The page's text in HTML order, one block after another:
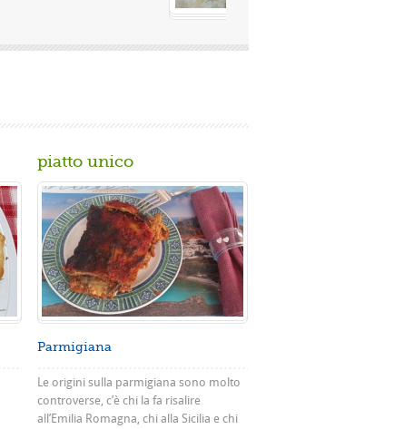
piatto unico
Parmigiana
Le origini sulla parmigiana sono molto
controverse, c’è chi la fa risalire
all’Emilia Romagna, chi alla Sicilia e chi